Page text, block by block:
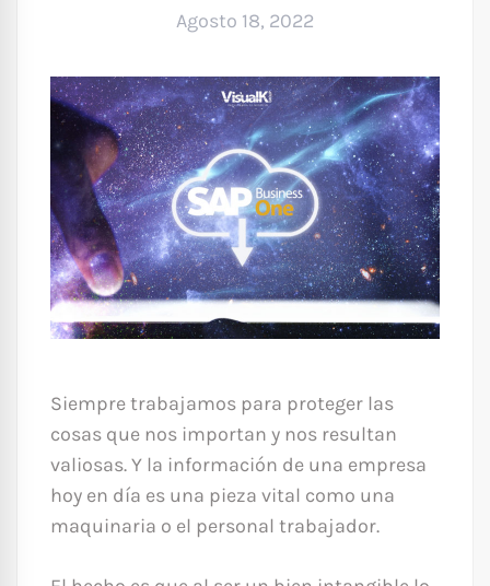
Agosto 18, 2022
Siempre trabajamos para proteger las
cosas que nos importan y nos resultan
valiosas. Y la información de una empresa
hoy en día es una pieza vital como una
maquinaria o el personal trabajador.